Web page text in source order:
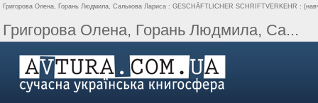
Григорова Олена, Горань Людмила, Салькова Лариса : GESCHÄFTLICHER SCHRIFTVERKEHR :
Григорова Олена, Горань Людмила, Са...